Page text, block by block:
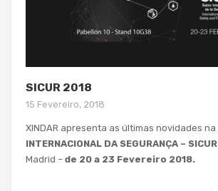
SICUR 2018
15 Fevereiro, 2018
XINDAR apresenta as últimas novidades na
INTERNACIONAL DA SEGURANÇA – SICUR
Madrid – de 20 a 23 Fevereiro 2018.